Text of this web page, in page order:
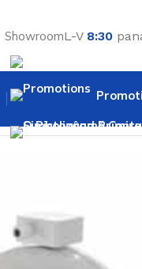
ShowroomL-V 8:30
de tubulatura